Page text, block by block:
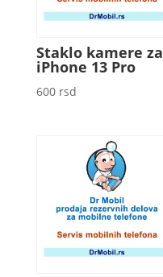
Staklo kamere za
iPhone 13 Pro
600 rsd